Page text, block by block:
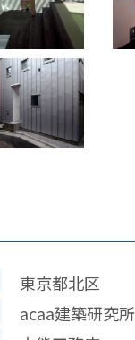
東京都北区
acaa建築研究所